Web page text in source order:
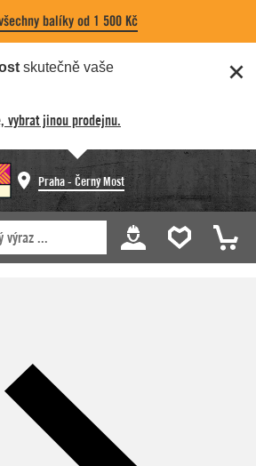
balíky od 1 500 Kč
skutečně vaše
vybrat jinou prodejnu.
Praha - Černý Most